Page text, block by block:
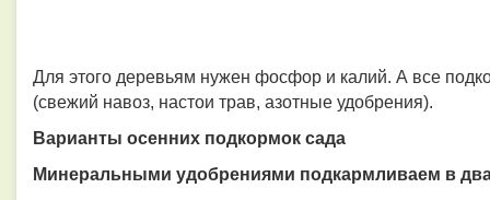
Для этого деревьям нужен фосфор и калий. А все
(свежий навоз, настои трав, азотные удобрения).
Варианты осенних подкормок сада
Минеральными удобрениями подкармливаем в